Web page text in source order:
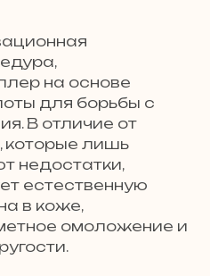
на основе
для борьбы с
В отличие от
которые лишь
недостатки,
естественную
в коже,
омоложение и